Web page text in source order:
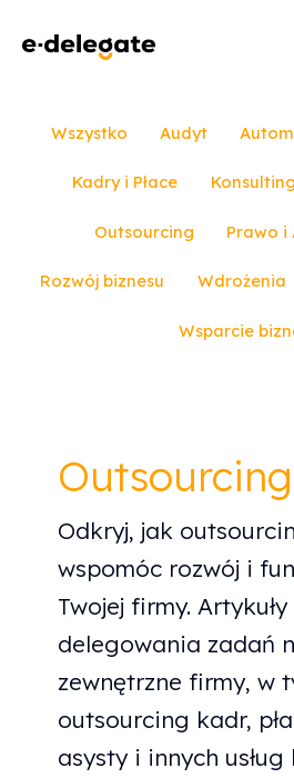
Filter
category
Wszystko Audyt
Kadry i Płace Konsulting
Outsourcing Prawo i
Rozwój biznesu Wdrożenia
Wsparcie
Outsourcing
Odkryj, jak
wspomóc rozwój i
Twojej firmy.
delegowania zadań
zewnętrzne firmy, w
outsourcing kadr,
asysty i innych usług